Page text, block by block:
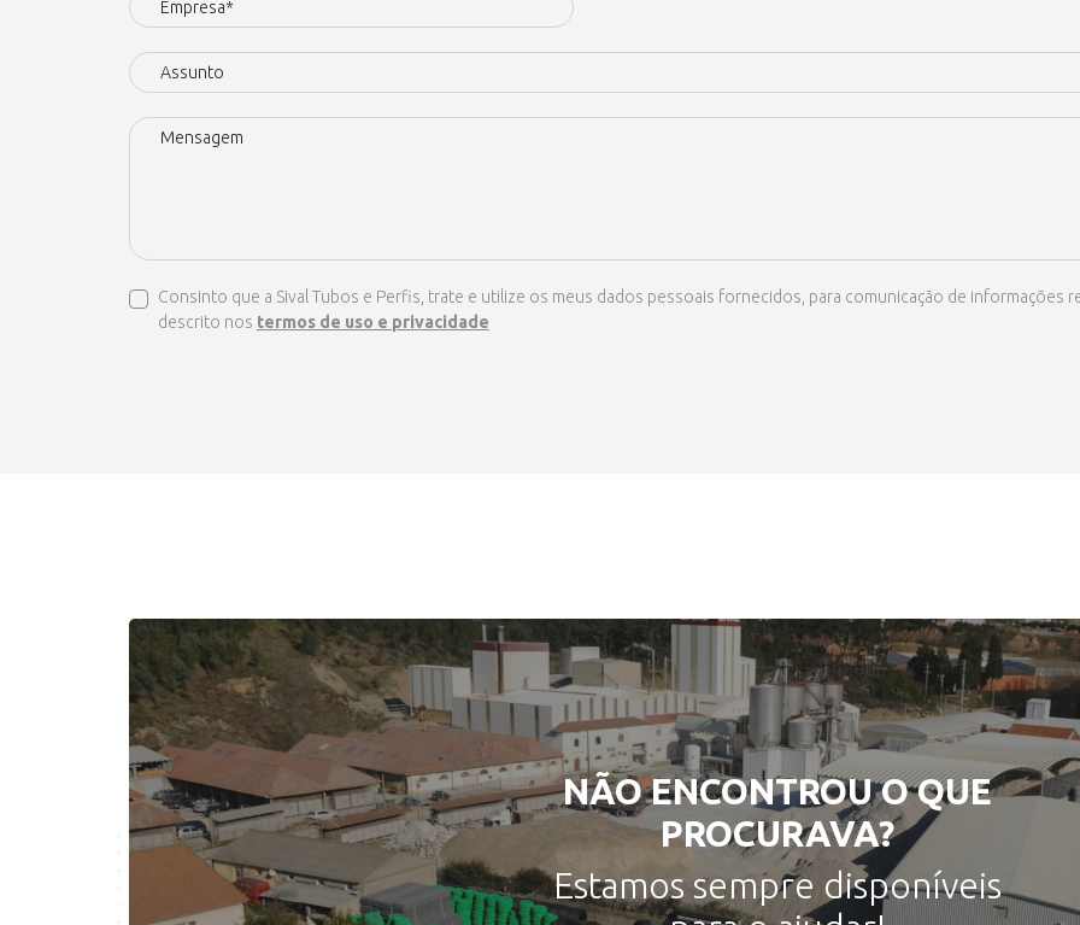
Consinto que a Sival Tubos e Perfis, trate e utilize os meus dados pessoais fornecidos, para comunicação de
descrito nos termos de uso e privacidade
NÃO ENCONTROU O QUE
PROCURAVA?
Estamos sempre disponíveis